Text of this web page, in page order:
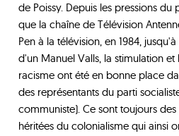
de Poissy. Depuis les pressions
que la chaîne de Télévision
Pen à la télévision, en 1984,
d'un Manuel Valls, la stimulation
racisme ont été en bonne place
des représentants du parti
communiste). Ce sont toujours
héritées du colonialisme qui ainsi